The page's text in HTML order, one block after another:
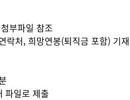
부파일 참조
락처, 희망연봉(퇴직금 포함) 기재
파일로 제출